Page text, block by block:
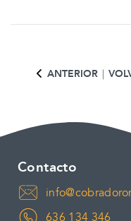
ANTERIOR |
Contacto
636 134 346